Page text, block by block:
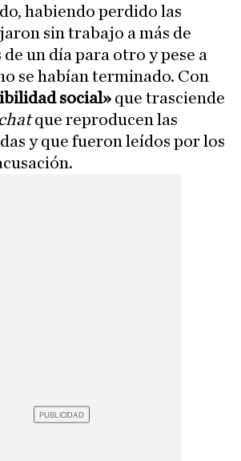
habiendo perdido las
sin trabajo a más de
un día para otro y pese a
se habían terminado. Con
social» que trasciende
chatque reproducen las
y que fueron leídos por los